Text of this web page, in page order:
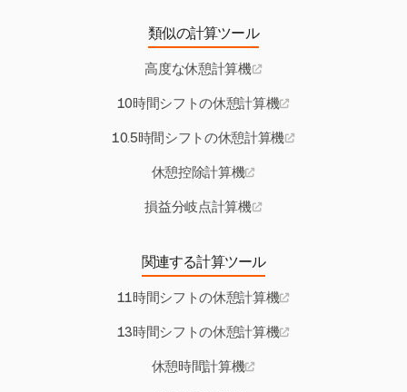
類似の計算ツール
高度な休憩計算機
10時間シフトの休憩計算機
10.5時間シフトの休憩計算機
休憩控除計算機
損益分岐点計算機
関連する計算ツール
11時間シフトの休憩計算機
13時間シフトの休憩計算機
休憩時間計算機